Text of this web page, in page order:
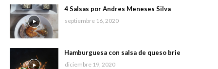
4 Salsas por Andres Meneses Silva
septiembre 16, 2020
Hamburguesa con salsa de queso brie
diciembre 19, 2020